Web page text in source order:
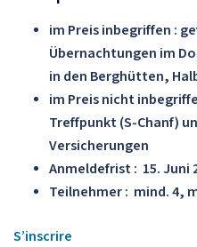
im Preis inbegriffen :
Übernachtungen im
in den Berghütten,
im Preis nicht
Treffpunkt (S-Chanf)
Versicherungen
Anmeldefrist : 15. Juni
Teilnehmer : mind. 4,
S’inscrire